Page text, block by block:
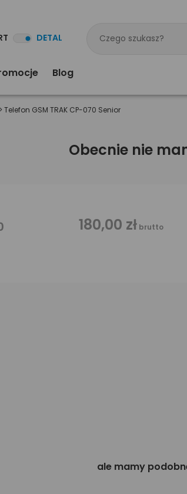
DETAL
Blog
> Telefon GSM TRAK CP-070 Senior
Obecnie nie
180,00 zł brutto
ale mamy